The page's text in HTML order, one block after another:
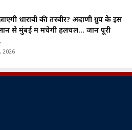
धारावी की तस्वीर? अदाणी ग्रुप के इस
से मुंबई में मचेगी हलचल… जानें पूरी
2026